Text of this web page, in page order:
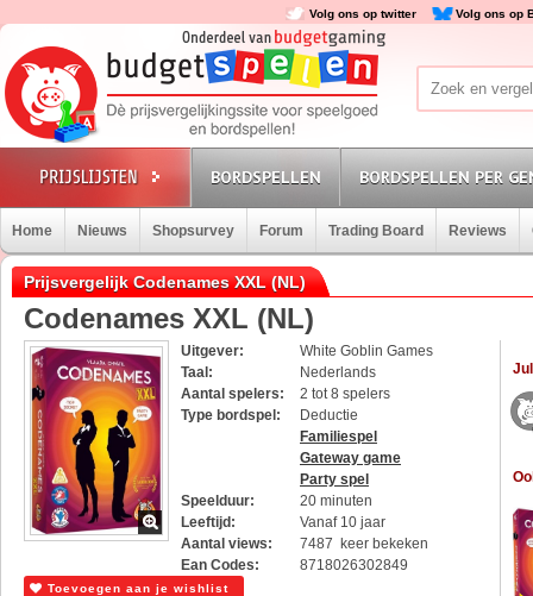
Volg ons op twitter Volg ons op
BORDSPELLEN BORDSPELLEN PER
Home Nieuws Shopsurvey Forum Trading Board Reviews
Prijsvergelijk Codenames XXL (NL)
Codenames XXL (NL)
Uitgever:
White Goblin Games
Taal:
Nederlands
Aantal spelers:
2 tot 8 spelers
Type bordspel:
Deductie
Familiespel
Gateway game
Party spel
Speelduur:
20 minuten
Leeftijd:
Vanaf 10 jaar
Aantal views:
7487 keer bekeken
Ean Codes:
8718026302849
Toevoegen aan je wishlist